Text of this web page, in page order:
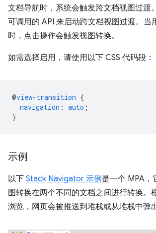
文档导航时，系统会触发跨文档视图过渡
可调用的 API 来启动跨文档视图过渡。当
时，点击操作会触发视图转换。
如需选择启用，请使用以下 CSS 代码段：
@view-transition {
navigation : auto ;
}
示例
以下 Stack Navigator 示例是一个 MPA，
图转换在两个不同的文档之间进行转换。
浏览，网页会被推送到堆栈或从堆栈中弹出